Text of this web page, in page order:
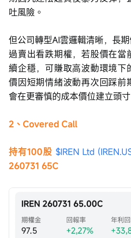
吐風險。
但公司轉型AI雲邏輯清晰，長
過賣出看跌期權，若股價在當
續企穩，可賺取高波動環境下
價因短期情緒波動再次回踩前
會在更審慎的成本價位建立頭寸
2、Covered Call
持有100股 $IREN Ltd
260731 65C